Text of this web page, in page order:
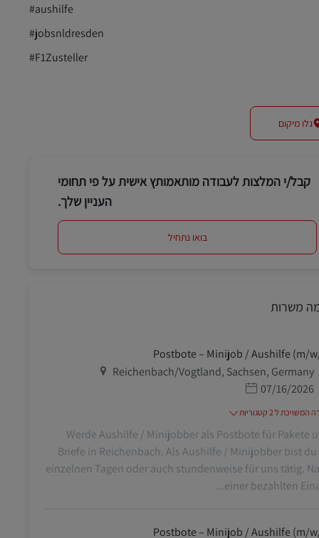
#aushilfe
#jobsnldresden
#F1Zusteller
גלו מיקום
קבל/י המלצות לעבודה מותאמותץ אישית על פי תחומי
העניין שלך.
בואו נתחיל
משרות
Postbote – Minijob / Aushilfe (m/
מיקום
Reichenbach/Vogtland, Sachsen, Germany
תאריך פרסום
07/16/2026
ל 2 קטגוריות
Werde Aushilfe / Minijobber als Postbote für Pakete
Briefe in Reichenbach. Als Aushilfe / Minijobber bist du
einzelnen Tagen oder auch stundenweise für uns tätig.
einer bezahlten
Postbote – Minijob / Aushilfe (m/